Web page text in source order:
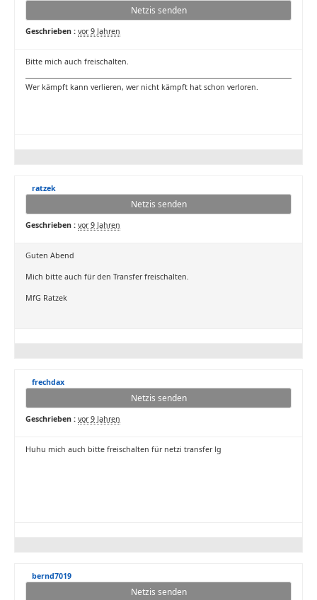
Netzis senden
Geschrieben : vor 9 Jahren
Bitte mich auch freischalten.
Wer kämpft kann verlieren, wer nicht kämpft hat schon verloren.
ratzek
Netzis senden
Geschrieben : vor 9 Jahren
Guten Abend
Mich bitte auch für den Transfer freischalten.
MfG Ratzek
frechdax
Netzis senden
Geschrieben : vor 9 Jahren
Huhu mich auch bitte freischalten für netzi transfer lg
bernd7019
Netzis senden